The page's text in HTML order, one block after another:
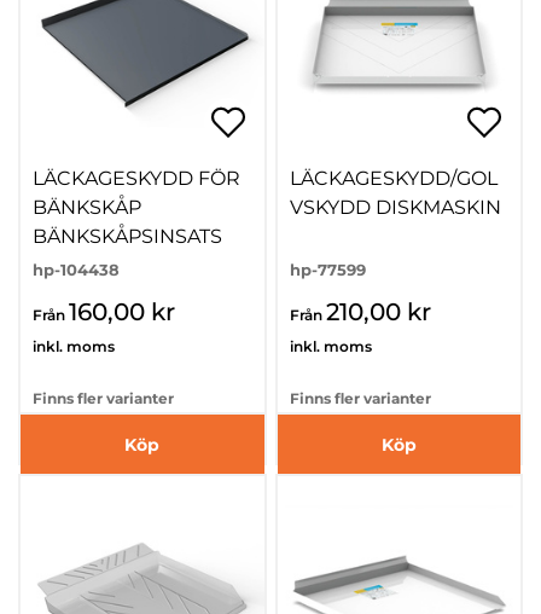
LÄCKAGESKYDD FÖR
BÄNKSKÅP
BÄNKSKÅPSINSATS
hp-104438
Från 160,00 kr
inkl. moms
Finns fler varianter
Köp
LÄCKAGESKYDD/GOL
VSKYDD DISKMASKIN
hp-77599
Från 210,00 kr
inkl. moms
Finns fler varianter
Köp